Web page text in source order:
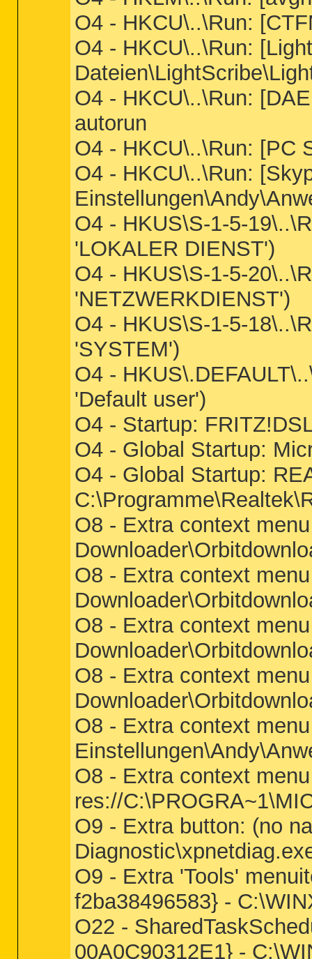
O4 - HKCU\..\Run:
O4 - HKCU\..\Run:
O4 - HKCU\..\Run:
autorun
O4 - HKCU\..\Run: [PC
O4 - HKCU\..\Run:
O4 - HKUS\S-1-5-
'LOKALER DIENST')
O4 - HKUS\S-1-5-
'NETZWERKDIENST')
O4 - HKUS\S-1-5-
'SYSTEM')
O4 -
'Default user')
O4 - Startup:
O4 - Global Startup:
O4 - Global Startup:
O8 - Extra context
O8 - Extra context
O8 - Extra context
O8 - Extra context
O8 - Extra context
O8 - Extra context
res://
O9 - Extra button: (no
O9 - Extra 'Tools'
f2ba38496583} -
O22 -
00A0C90312E1} -